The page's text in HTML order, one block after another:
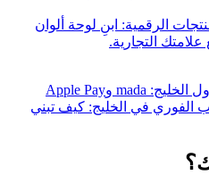
الرقمية: ابنِ لوحة ألوان
التجارية.
دمج بوابات الدفع في دول الخليج: mada وApple Pay
الفوري في الخليج: كيف تبني